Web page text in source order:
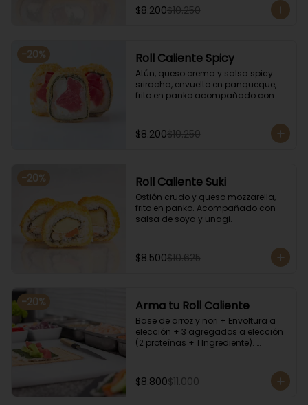
$8.200$10.250
-20% Roll Caliente Spicy
Atún, queso crema y salsa spicy
sriracha, envuelto en panqueque,
frito en panko acompañado con
$8.200$10.250
-20% Roll Caliente Suki
Ostión crudo y queso mozzarella,
frito en panko. Acompañado con
salsa de soya y unagi.
$8.500$10.625
-20% Arma tu Roll Caliente
Base de arroz y nori + Envoltura a
elección + 3 agregados a elección
(2 proteínas + 1 Ingrediente).
$8.800$11.000